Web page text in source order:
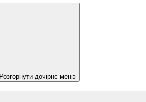
Розгорнути дочірнє меню